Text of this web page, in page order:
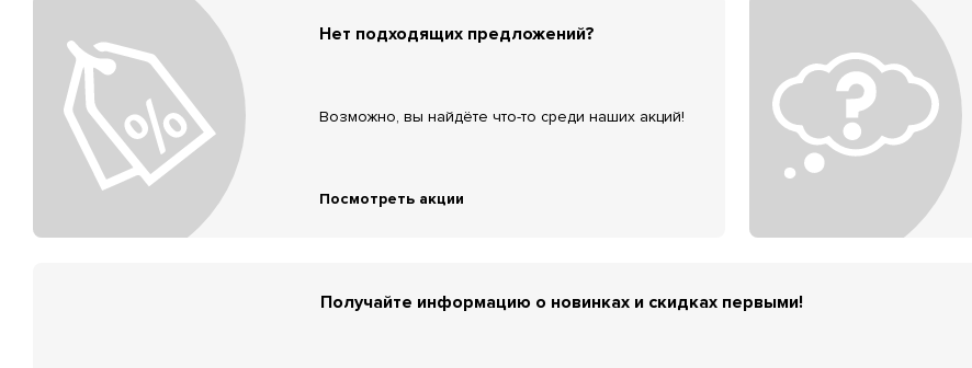
Нет подходящих предложений?
Возможно, вы найдёте что-то среди наших акций!
Посмотреть акции
Получайте информацию о новинках и скидках первыми!